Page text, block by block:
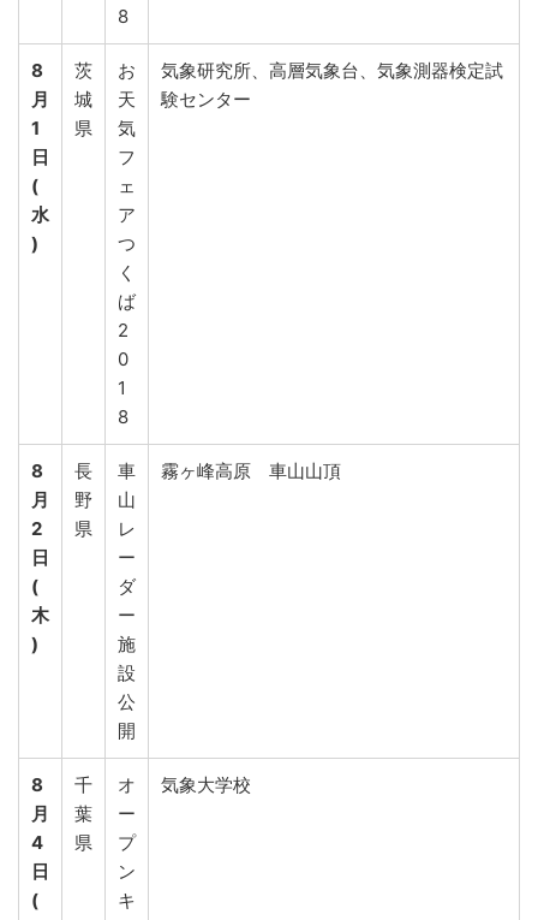
8
8
月
1
日
(
水
)
茨
城
県
お
天
気
フ
ェ
ア
つ
く
ば
2
0
1
8
気象研究所、高層気象台、気象測器検定試
験センター
8
月
2
日
(
木
)
長
野
県
車
山
レ
ー
ダ
ー
施
設
公
開
霧ヶ峰高原 車山山頂
8
月
4
日
(
千
葉
県
オ
ー
プ
ン
キ
気象大学校